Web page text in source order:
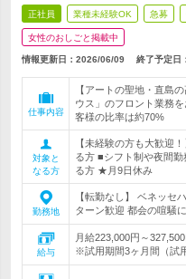
正社員 業種未経験OK 急募
女性のおしごと掲載中
情報更新日：2026/06/09 終了予定日：
仕事内容
【アートの聖地・直島
ウス」のフロント業務
客様の比率は約70%
対象と
なる方
【未経験の方も大歓迎
る方 ■シフト制や夜間
る方 ★月9日休み
勤務地
【転勤なし】 ベネッセ
ターン歓迎 都会の喧騒
給与
月給223,000円～
※試用期間3ヶ月間（試